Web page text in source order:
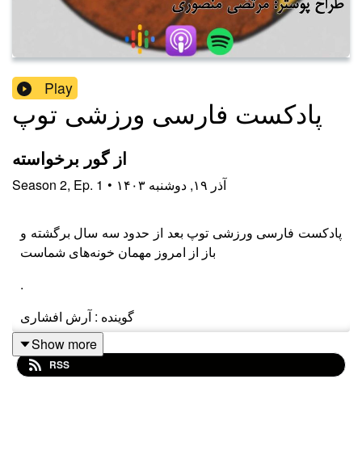
Play
پادکست فارسی ورزشی توپ
از گور برخواسته
Season 2, Ep. 1 • ۱۴۰۳ آذر ۱۹, دوشنبه
پادکست فارسی ورزشی توپ بعد از حدود سه سال برگشته و
باز از امروز مهمان خونه‌های شماست
.
گوینده : آرش افشاری
.
نویسنده : رضا شجیراتی
Show more
RSS